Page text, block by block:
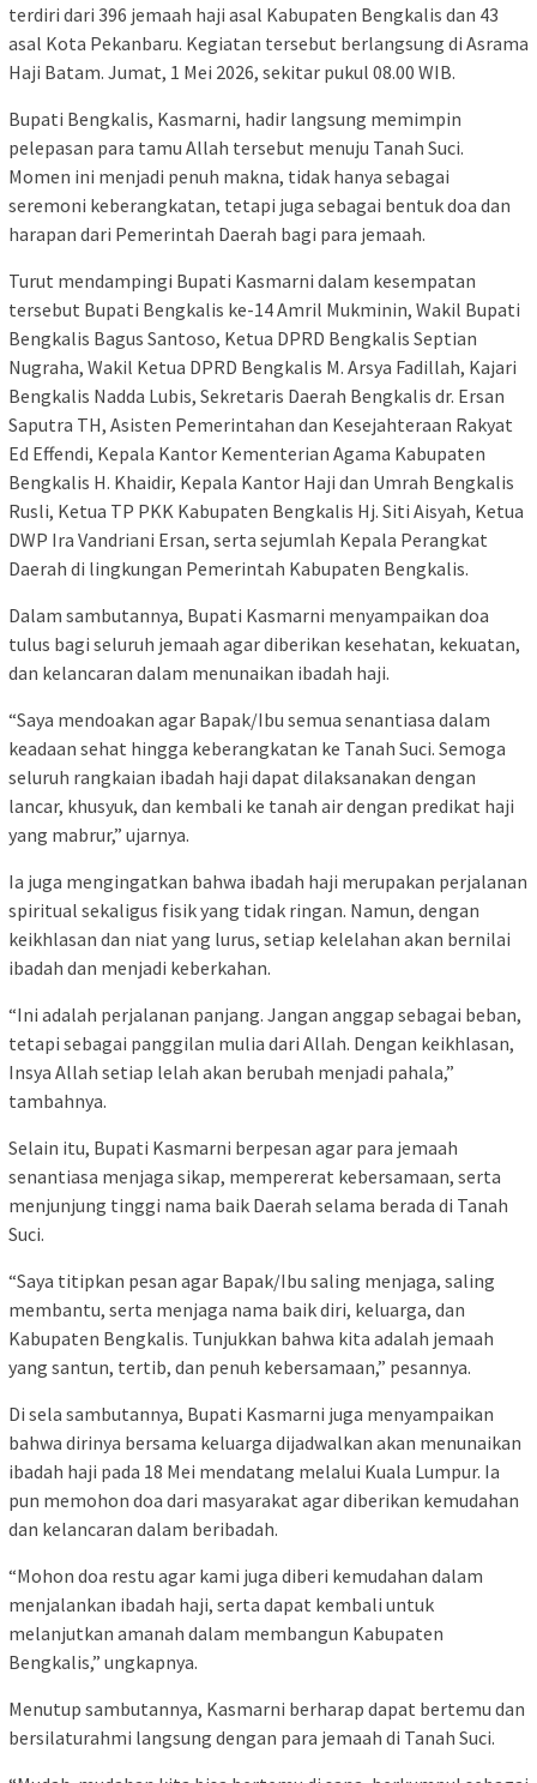
terdiri dari 396 jemaah haji asal Kabupaten Bengkalis dan 43
asal Kota Pekanbaru. Kegiatan tersebut berlangsung di Asrama
Haji Batam. Jumat, 1 Mei 2026, sekitar pukul 08.00 WIB.
Bupati Bengkalis, Kasmarni, hadir langsung memimpin
pelepasan para tamu Allah tersebut menuju Tanah Suci.
Momen ini menjadi penuh makna, tidak hanya sebagai
seremoni keberangkatan, tetapi juga sebagai bentuk doa dan
harapan dari Pemerintah Daerah bagi para jemaah.
Turut mendampingi Bupati Kasmarni dalam kesempatan
tersebut Bupati Bengkalis ke-14 Amril Mukminin, Wakil Bupati
Bengkalis Bagus Santoso, Ketua DPRD Bengkalis Septian
Nugraha, Wakil Ketua DPRD Bengkalis M. Arsya Fadillah, Kajari
Bengkalis Nadda Lubis, Sekretaris Daerah Bengkalis dr. Ersan
Saputra TH, Asisten Pemerintahan dan Kesejahteraan Rakyat
Ed Effendi, Kepala Kantor Kementerian Agama Kabupaten
Bengkalis H. Khaidir, Kepala Kantor Haji dan Umrah Bengkalis
Rusli, Ketua TP PKK Kabupaten Bengkalis Hj. Siti Aisyah, Ketua
DWP Ira Vandriani Ersan, serta sejumlah Kepala Perangkat
Daerah di lingkungan Pemerintah Kabupaten Bengkalis.
Dalam sambutannya, Bupati Kasmarni menyampaikan doa
tulus bagi seluruh jemaah agar diberikan kesehatan, kekuatan,
dan kelancaran dalam menunaikan ibadah haji.
“Saya mendoakan agar Bapak/Ibu semua senantiasa dalam
keadaan sehat hingga keberangkatan ke Tanah Suci. Semoga
seluruh rangkaian ibadah haji dapat dilaksanakan dengan
lancar, khusyuk, dan kembali ke tanah air dengan predikat haji
yang mabrur,” ujarnya.
Ia juga mengingatkan bahwa ibadah haji merupakan perjalanan
spiritual sekaligus fisik yang tidak ringan. Namun, dengan
keikhlasan dan niat yang lurus, setiap kelelahan akan bernilai
ibadah dan menjadi keberkahan.
“Ini adalah perjalanan panjang. Jangan anggap sebagai beban,
tetapi sebagai panggilan mulia dari Allah. Dengan keikhlasan,
Insya Allah setiap lelah akan berubah menjadi pahala,”
tambahnya.
Selain itu, Bupati Kasmarni berpesan agar para jemaah
senantiasa menjaga sikap, mempererat kebersamaan, serta
menjunjung tinggi nama baik Daerah selama berada di Tanah
Suci.
“Saya titipkan pesan agar Bapak/Ibu saling menjaga, saling
membantu, serta menjaga nama baik diri, keluarga, dan
Kabupaten Bengkalis. Tunjukkan bahwa kita adalah jemaah
yang santun, tertib, dan penuh kebersamaan,” pesannya.
Di sela sambutannya, Bupati Kasmarni juga menyampaikan
bahwa dirinya bersama keluarga dijadwalkan akan menunaikan
ibadah haji pada 18 Mei mendatang melalui Kuala Lumpur. Ia
pun memohon doa dari masyarakat agar diberikan kemudahan
dan kelancaran dalam beribadah.
“Mohon doa restu agar kami juga diberi kemudahan dalam
menjalankan ibadah haji, serta dapat kembali untuk
melanjutkan amanah dalam membangun Kabupaten
Bengkalis,” ungkapnya.
Menutup sambutannya, Kasmarni berharap dapat bertemu dan
bersilaturahmi langsung dengan para jemaah di Tanah Suci.